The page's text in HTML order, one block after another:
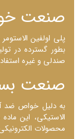
صنعت
پلی اولفین
بطور گسترده در
صندلی و غیره
صنعت
به دلیل خواص ضد
الاستیکی، این
محصولات